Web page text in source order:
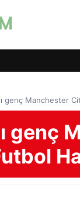
genç Manchester
genç